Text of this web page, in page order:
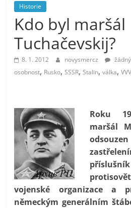
prospívá?
Historie
Kdo byl maršál
Tuchačevskij?
8. 1. 2012 novysmercz
osobnost, Rusko,SSSR,Stalin,válka,VVV
Roku
maršál
vojenské organizace a
německým generálním